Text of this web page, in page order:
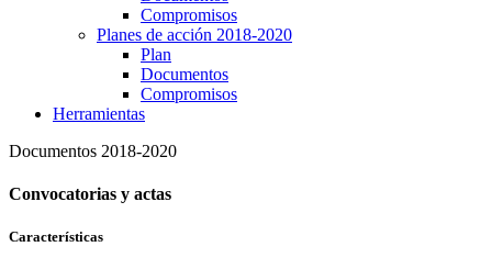
Compromisos
Planes de acción 2018-2020
Plan
Documentos
Compromisos
Herramientas
Documentos 2018-2020
Convocatorias y actas
Características